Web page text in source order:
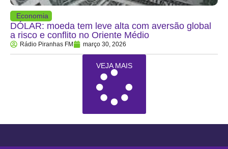
Economia
DÓLAR: moeda tem leve alta com aversão global
a risco e conflito no Oriente Médio
Rádio Piranhas FM março 30, 2026
VEJA MAIS